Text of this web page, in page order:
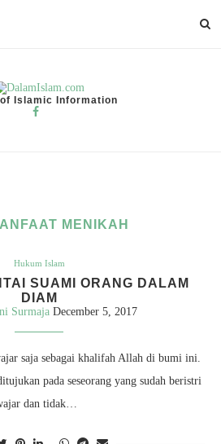
Islamic Information
MENIKAH
Hukum Islam
SUAMI ORANG DALAM
DIAM
Surmaja December 5, 2017
saja sebagai khalifah Allah di bumi ini.
pada seseorang yang sudah beristri
dan tidak…